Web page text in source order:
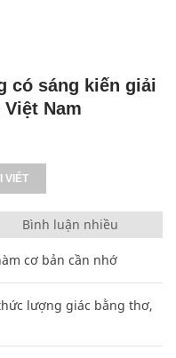
có sáng kiến giải
Nam
VIẾT
Bình luận nhiều
cơ bản cần nhớ
lượng giác bằng thơ,